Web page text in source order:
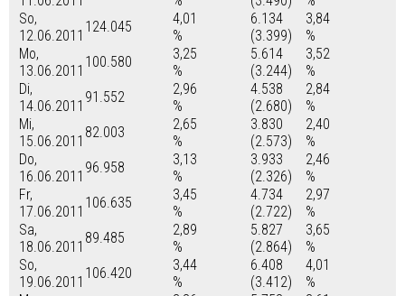
So,
12.06.2011
124.045
4,01
%
6.134
(3.399)
3,84
%
Mo,
13.06.2011
100.580
3,25
%
5.614
(3.244)
3,52
%
Di,
14.06.2011
91.552
2,96
%
4.538
(2.680)
2,84
%
Mi,
15.06.2011
82.003
2,65
%
3.830
(2.573)
2,40
%
Do,
16.06.2011
96.958
3,13
%
3.933
(2.326)
2,46
%
Fr,
17.06.2011
106.635
3,45
%
4.734
(2.722)
2,97
%
Sa,
18.06.2011
89.485
2,89
%
5.827
(2.864)
3,65
%
So,
19.06.2011
106.420
3,44
%
6.408
(3.412)
4,01
%